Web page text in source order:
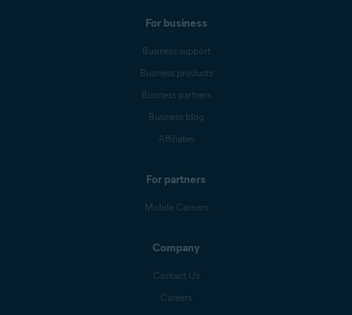
For business
Business support
Business products
Business partners
Business blog
Affiliates
For partners
Mobile Carriers
Company
Contact Us
Careers